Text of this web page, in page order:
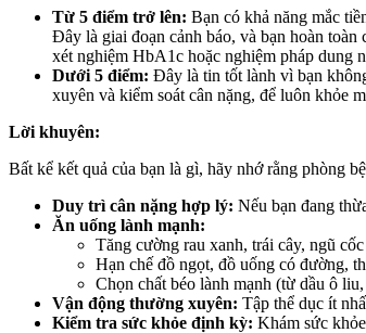
Từ 5 điểm trở lên: Bạn có khả năng mắc
Đây là giai đoạn cảnh báo, và bạn hoàn
xét nghiệm HbA1c hoặc nghiệm pháp dung
Dưới 5 điểm: Đây là tin tốt lành vì bạn
xuyên và kiểm soát cân nặng, để luôn khỏe
Lời khuyên:
Bất kể kết quả của bạn là gì, hãy nhớ rằng phòng
Duy trì cân nặng hợp lý: Nếu bạn đang
Ăn uống lành mạnh:
Tăng cường rau xanh, trái cây, ngũ
Hạn chế đồ ngọt, đồ uống có đường,
Chọn chất béo lành mạnh (từ dầu ô
Vận động thường xuyên: Tập thể dục ít
Kiểm tra sức khỏe định kỳ: Khám sức